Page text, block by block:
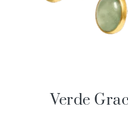
Verde